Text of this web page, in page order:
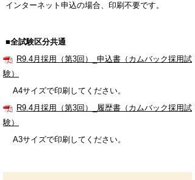
インターネット申込の場合、印刷不要です。
■全試験区分共通
R9.4月採用（第3回）_申込書（カムバック採用試
験）
A4サイズで印刷してください。
R9.4月採用（第3回）_履歴書（カムバック採用試
験）
A3サイズで印刷してください。